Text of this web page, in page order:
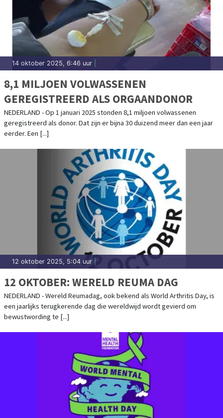
14 oktober 2025, 6:46 uur
8,1 MILJOEN VOLWASSENEN
GEREGISTREERD ALS ORGAANDONOR
NEDERLAND - Op 1 januari 2025 stonden 8,1 miljoen volwassenen
geregistreerd als donor. Dat zijn er bijna 30 duizend meer dan een jaar
eerder. Een [...]
12 oktober 2025, 5:04 uur
12 OKTOBER: WERELD REUMA DAG
NEDERLAND - Wereld Reumadag, ook bekend als World Arthritis Day, is
een jaarlijks terugkerende dag die wereldwijd wordt gevierd om
bewustwording te [...]